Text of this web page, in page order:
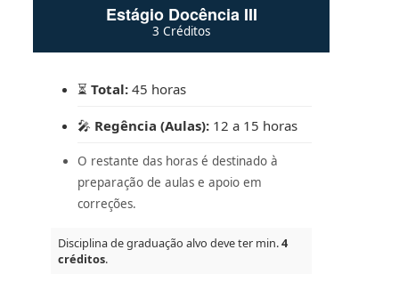
Estágio Docência III
3 Créditos
⏳Total: 45 horas
🎤 Regência (Aulas): 12 a 15 horas
O restante das horas é destinado à
preparação de aulas e apoio em
correções.
Disciplina de graduação alvo deve ter min.4
créditos.